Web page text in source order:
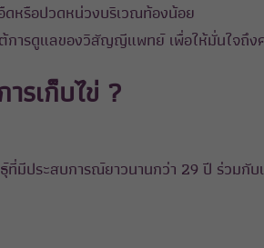
ดหรือปวดหน่วงบริเวณท้องน้อย
การดูแลของวิสัญญีแพทย์ เพื่อให้มั่นใจถึ
รเก็บไข่ ?
มีประสบการณ์ยาวนานกว่า 29 ปี ร่วมกั